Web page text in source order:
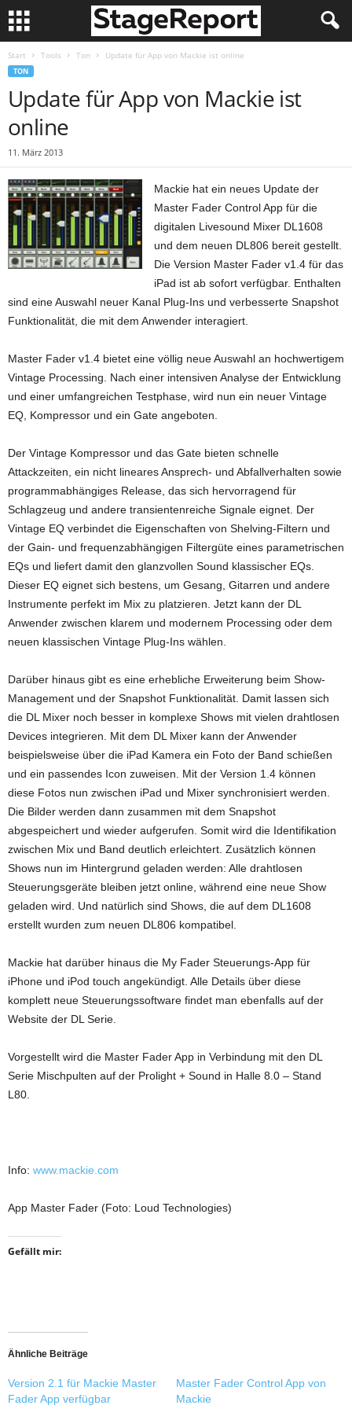
Start Tools Ton Update für App von Mackie ist online
TON
Update für App von Mackie ist
online
11. März 2013
Mackie hat ein neues Update der
Master Fader Control App für die
digitalen Livesound Mixer DL1608
und dem neuen DL806 bereit gestellt.
Die Version Master Fader v1.4 für das
iPad ist ab sofort verfügbar. Enthalten
sind eine Auswahl neuer Kanal Plug-Ins und verbesserte Snapshot
Funktionalität, die mit dem Anwender interagiert.
Master Fader v1.4 bietet eine völlig neue Auswahl an hochwertigem
Vintage Processing. Nach einer intensiven Analyse der Entwicklung
und einer umfangreichen Testphase, wird nun ein neuer Vintage
EQ, Kompressor und ein Gate angeboten.
Der Vintage Kompressor und das Gate bieten schnelle
Attackzeiten, ein nicht lineares Ansprech- und Abfallverhalten sowie
programmabhängiges Release, das sich hervorragend für
Schlagzeug und andere transientenreiche Signale eignet. Der
Vintage EQ verbindet die Eigenschaften von Shelving-Filtern und
der Gain- und frequenzabhängigen Filtergüte eines parametrischen
EQs und liefert damit den glanzvollen Sound klassischer EQs.
Dieser EQ eignet sich bestens, um Gesang, Gitarren und andere
Instrumente perfekt im Mix zu platzieren. Jetzt kann der DL
Anwender zwischen klarem und modernem Processing oder dem
neuen klassischen Vintage Plug-Ins wählen.
Darüber hinaus gibt es eine erhebliche Erweiterung beim Show-
Management und der Snapshot Funktionalität. Damit lassen sich
die DL Mixer noch besser in komplexe Shows mit vielen drahtlosen
Devices integrieren. Mit dem DL Mixer kann der Anwender
beispielsweise über die iPad Kamera ein Foto der Band schießen
und ein passendes Icon zuweisen. Mit der Version 1.4 können
diese Fotos nun zwischen iPad und Mixer synchronisiert werden.
Die Bilder werden dann zusammen mit dem Snapshot
abgespeichert und wieder aufgerufen. Somit wird die Identifikation
zwischen Mix und Band deutlich erleichtert. Zusätzlich können
Shows nun im Hintergrund geladen werden: Alle drahtlosen
Steuerungsgeräte bleiben jetzt online, während eine neue Show
geladen wird. Und natürlich sind Shows, die auf dem DL1608
erstellt wurden zum neuen DL806 kompatibel.
Mackie hat darüber hinaus die My Fader Steuerungs-App für
iPhone und iPod touch angekündigt. Alle Details über diese
komplett neue Steuerungssoftware findet man ebenfalls auf der
Website der DL Serie.
Vorgestellt wird die Master Fader App in Verbindung mit den DL
Serie Mischpulten auf der Prolight + Sound in Halle 8.0 – Stand
L80.
Info: www.mackie.com
App Master Fader (Foto: Loud Technologies)
Gefällt mir:
Ähnliche Beiträge
Version 2.1 für Mackie Master
Fader App verfügbar
Master Fader Control App von
Mackie